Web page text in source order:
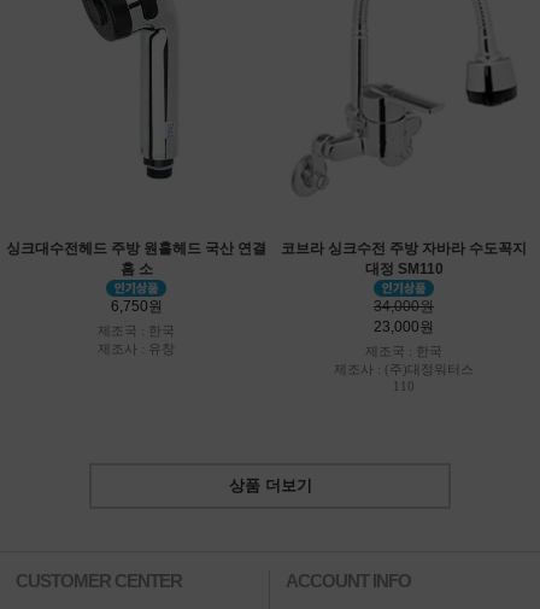
싱크대수전헤드 주방 원홀헤드 국산 연결
홈 소
6,750원
제조국 : 한국
제조사 : 유창
코브라 싱크수전 주방 자바라 수도꼭지
대정 SM110
34,000원
23,000원
제조국 : 한국
제조사 : (주)대정워터스
110
상품 더보기
CUSTOMER CENTER ACCOUNT INFO